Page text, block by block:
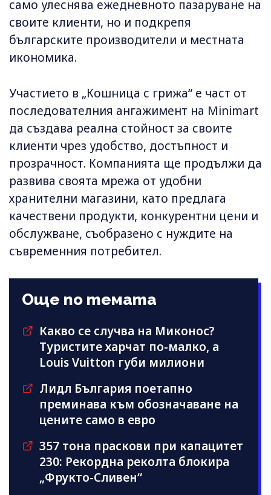
само улеснява ежедневното пазаруване на
своите клиенти, но и подкрепя
българските производители и местната
икономика.
Участието в „Кошница с грижа“ е част от
последователния ангажимент на Minimart
да създава реална стойност за своите
клиенти чрез удобство, достъпност и
прозрачност. Компанията ще продължи да
развива своята мрежа от удобни
хранителни магазини, като предлага
качествени продукти, конкурентни цени и
обслужване, съобразено с нуждите на
съвременния потребител.
Още по темата
Какво се случва на Миконос?
Туристите харчат по-малко, а
Louis Vuitton губи милиони
Лидл България поетапно
преминава към обозначаване на
цените само в евро
357 тона праскови при капацитет
230: Рекордна реколта блокира
„Фрукто-Сливен“